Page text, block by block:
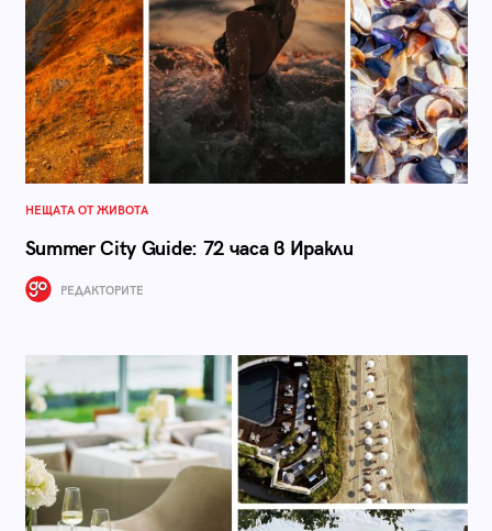
НЕЩАТА ОТ ЖИВОТА
Summer City Guide: 72 часа в Иракли
РЕДАКТОРИТЕ